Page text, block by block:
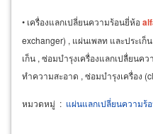
• เครื่องแลกเปลี่ยนความร้อนยี่ห้อ
exchanger) , แผ่นเพลท และประเก็
เก็น , ซ่อมบำรุงเครื่องแลกเปลื่ยนคว
ทำความสะอาด , ซ่อมบำรุงเครื่อง
หมวดหมู่ : แผ่นแลกเปลี่ยนความร้